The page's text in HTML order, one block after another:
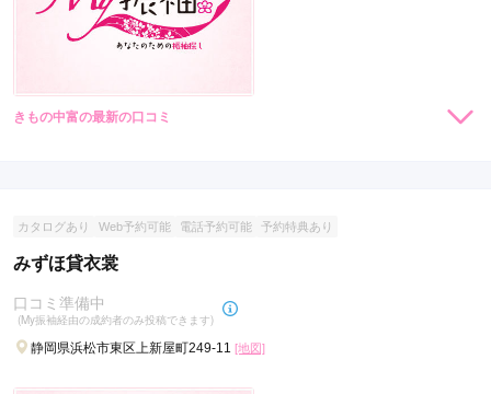
きもの中富の最新の口コミ
カタログあり Web予約可能 電話予約可能 予約特典あり
みずほ貸衣裳
口コミ準備中
(My振袖経由の成約者のみ投稿できます)
静岡県浜松市東区上新屋町249-11 [地図]